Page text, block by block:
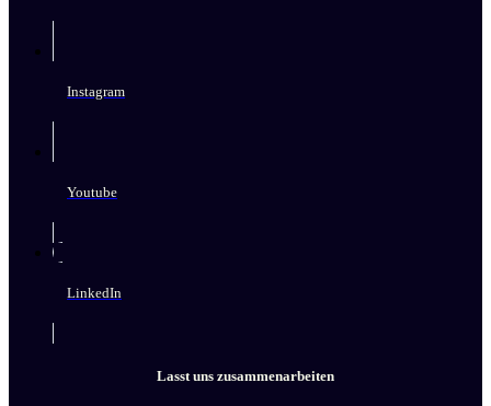
Instagram
Youtube
LinkedIn
Lasst uns zusammenarbeiten